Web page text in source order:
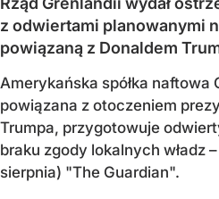
z odwiertami planowanymi
powiązaną z Donaldem
Amerykańska spółka naftowa
powiązana z otoczeniem
Trumpa, przygotowuje
braku zgody lokalnych władz
sierpnia) "The Guardian".